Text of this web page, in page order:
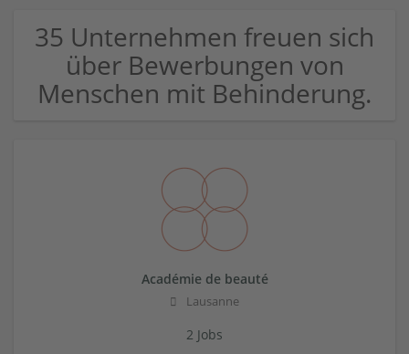
35 Unternehmen freuen sich
über Bewerbungen von
Menschen mit Behinderung.
Académie de beauté
Lausanne
2 Jobs